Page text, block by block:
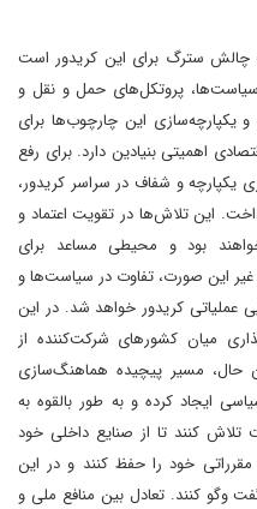
سترگ برای این کریدور است
پروتکل‌های حمل و نقل و
یکپارچه‌سازی این چارچوب‌ها برای
اهمیتی بنیادین دارد. برای رفع
و شفاف در سراسر کریدور،
این تلاش‌ها در تقویت اعتماد و
بود و محیطی مساعد برای
غیر این صورت، تفاوت‌ در سیاست‌ها و
عملیاتی کریدور خواهد شد. در این
میان کشورهای شرکت‌کننده از
حال، مسیر پیچیده هماهنگ‌سازی
ایجاد کرده و به طور بالقوه به
تلاش کنند تا از صنایع داخلی خود
خود را حفظ کنند و در این
وگو کنند. تعادل بین منافع ملی و